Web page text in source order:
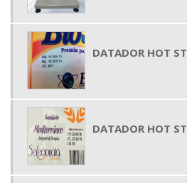
DATADOR HOT
DATADOR HOT